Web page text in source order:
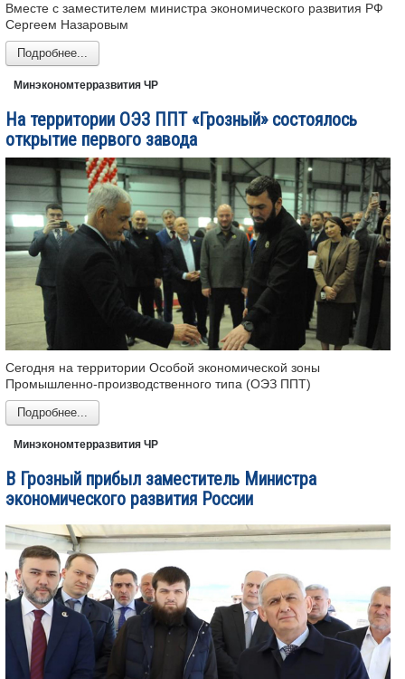
Вместе с заместителем министра экономического развития РФ
Сергеем Назаровым
Подробнее...
Минэкономтерразвития ЧР
На территории ОЭЗ ППТ «Грозный» состоялось
открытие первого завода
Сегодня на территории Особой экономической зоны
Промышленно-производственного типа (ОЭЗ ППТ)
Подробнее...
Минэкономтерразвития ЧР
В Грозный прибыл заместитель Министра
экономического развития России